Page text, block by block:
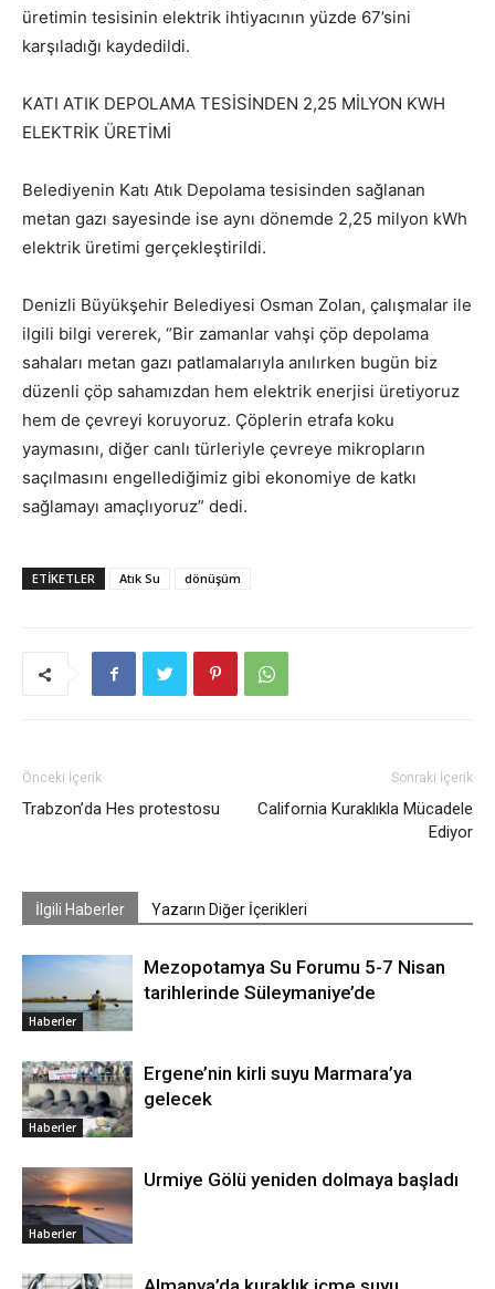
üretimin tesisinin elektrik ihtiyacının yüzde 67’sini
karşıladığı kaydedildi.
KATI ATIK DEPOLAMA TESİSİNDEN 2,25 MİLYON KWH
ELEKTRİK ÜRETİMİ
Belediyenin Katı Atık Depolama tesisinden sağlanan
metan gazı sayesinde ise aynı dönemde 2,25 milyon kWh
elektrik üretimi gerçekleştirildi.
Denizli Büyükşehir Belediyesi Osman Zolan, çalışmalar ile
ilgili bilgi vererek, “Bir zamanlar vahşi çöp depolama
sahaları metan gazı patlamalarıyla anılırken bugün biz
düzenli çöp sahamızdan hem elektrik enerjisi üretiyoruz
hem de çevreyi koruyoruz. Çöplerin etrafa koku
yaymasını, diğer canlı türleriyle çevreye mikropların
saçılmasını engellediğimiz gibi ekonomiye de katkı
sağlamayı amaçlıyoruz” dedi.
ETIKETLER Atık Su dönüşüm
Önceki İçerik
Trabzon’da Hes protestosu
Sonraki İçerik
California Kuraklıkla Mücadele
Ediyor
İlgili Haberler Yazarın Diğer İçerikleri
Haberler
Mezopotamya Su Forumu 5-7 Nisan
tarihlerinde Süleymaniye’de
Haberler
Ergene’nin kirli suyu Marmara’ya
gelecek
Haberler
Urmiye Gölü yeniden dolmaya başladı